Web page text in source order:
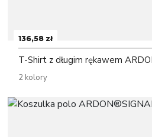
136,58 zł
T-Shirt z długim rękawem
2 kolory